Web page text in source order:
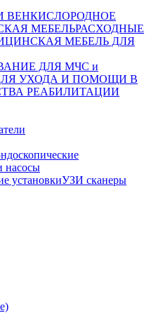
ВЕНКИСЛОРОДНОЕ
МЕБЕЛЬРАСХОДНЫЕ
МЕБЕЛЬ ДЛЯ
ДЛЯ МЧС и
УХОДА И ПОМОЩИ В
РЕАБИЛИТАЦИИ
насосы
установкиУЗИ сканеры